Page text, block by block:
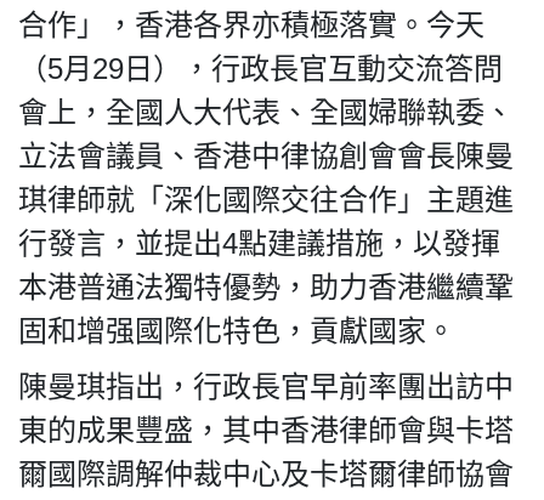
昔日
系列
活動
關於我們
我們的立場
合作」，香港各界亦積極落實。今天
（5月29日），行政長官互動交流答問
會上，全國人大代表、全國婦聯執委、
立法會議員、香港中律協創會會長陳曼
琪律師就「深化國際交往合作」主題進
行發言，並提出4點建議措施，以發揮
本港普通法獨特優勢，助力香港繼續鞏
固和增强國際化特色，貢獻國家。
陳曼琪指出，行政長官早前率團出訪中
東的成果豐盛，其中香港律師會與卡塔
爾國際調解仲裁中心及卡塔爾律師協會